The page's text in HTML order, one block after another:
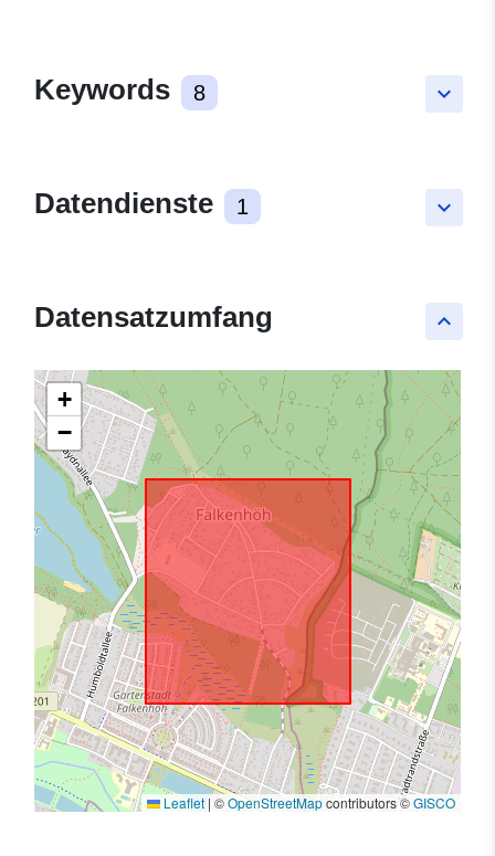
keyboard_arrow_down
Keywords 8
keyboard_arrow_down
Datendienste 1
keyboard_arrow_up
Datensatzumfang
+
−
Leaflet | ©OpenStreetMapcontributors ©GISCO